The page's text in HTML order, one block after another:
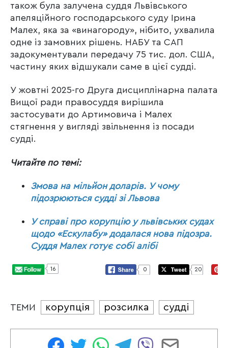
також була залучена суддя Львівського
апеляційного господарського суду Ірина
Малех, яка за «винагороду», нібито, ухвалила
одне із замовних рішень. НАБУ та САП
задокументували передачу 75 тис. дол. США,
частину яких відшукали саме в цієї судді.
У жовтні 2025-го Друга дисциплінарна палата
Вищої ради правосуддя вирішила
застосувати до Артимовича і Малех
стягнення у вигляді звільнення із посади
судді.
Читайте по темі:
Змова на мільйон доларів. У чому
підозрюються судді зі Львова
У справі про корупцію у львівських судах
щодо «Ескулабу» додалася нова підозра.
Суддя Малех готує собі алібі
16 0 20
ТЕМИ корупція розсилка судді